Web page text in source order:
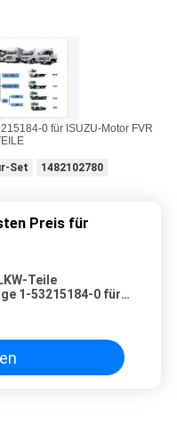
0 für ISUZU-Motor FVR
Set 1482102780
Preis für
Teile
1-53215184-0 für